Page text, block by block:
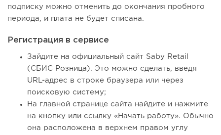
подписку можно отменить до окончания пробного
периода, и плата не будет списана.
Регистрация в сервисе
Зайдите на официальный сайт Saby Retail
(СБИС Розница). Это можно сделать, введя
URL-адрес в строке браузера или через
поисковую систему;
На главной странице сайта найдите и нажмите
на кнопку или ссылку «Начать работу». Обычно
она расположена в верхнем правом углу